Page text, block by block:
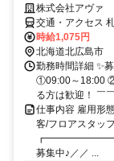
株式会社アヴァ
交通・アクセス
時給1,075円
北海道北広島市
勤務時間詳細 ✨
①09:00～18:00
る方は歓迎！ ￣
仕事内容 雇用形
客/フロアスタッ
募集中♪／／ ...